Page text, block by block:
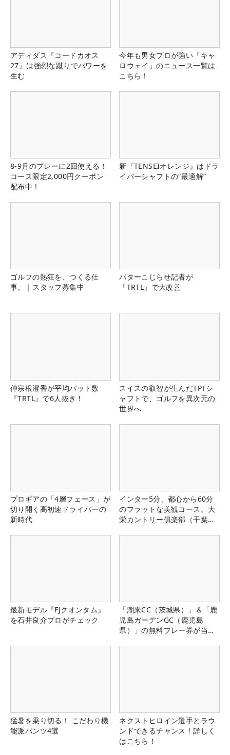
アディダス『コードカオス
27』は強烈な蹴りでパワーを
生む
今年も男女プロが強い「キャ
ロウェイ」のニュース一覧は
こちら！
8-9月のプレーに2回使える！
コース限定2,000円クーポン
配布中！
新『TENSEIオレンジ』はドラ
イバーシャフトの“最適解”
ゴルフの熱狂を、つくる仕
事。｜スタッフ募集中
パターこじらせ記者が
「TRTL」で大改善
仲宗根澄香が平均パット数
『TRTL』で6人抜き！
スイスの叡智が生んだTPTシ
ャフトで、ゴルフを異次元の
世界へ
プロギアの「4層フェース」が
切り開く高初速ドライバーの
新時代
インター5分、都心から60分
のフラットな美観コース。大
栄カントリー俱楽部（千葉
最新モデル『FJクオンタム』
を石井良介プロがチェック
「潮来CC（茨城県）」＆「鹿
児島ガーデンGC（鹿児島
県）」の無料プレー券が当た
猛暑を乗り切る！ こだわり機
能派パンツ4選
ネクストヒロイン選手とラウ
ンドできるチャンス！詳しく
はこちら！